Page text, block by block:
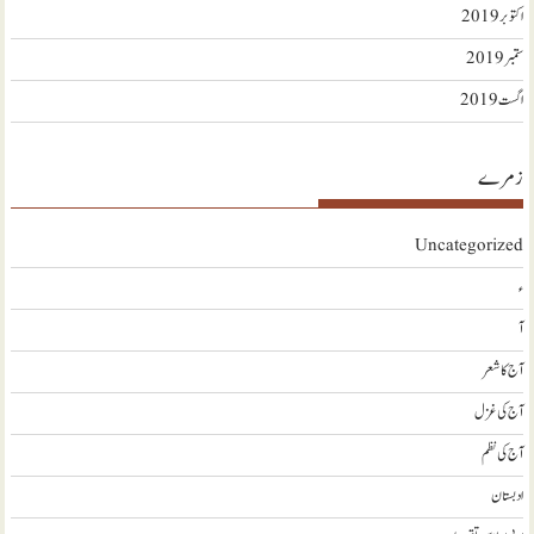
اکتوبر 2019
ستمبر 2019
اگست 2019
زمرے
Uncategorized
ء
آ
آج کا شعر
آج کی غزل
آج کی نظم
ادبستان